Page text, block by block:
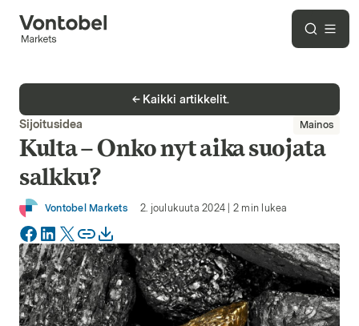
Kaikki artikkelit.
Sijoitusidea
Mainos
Kulta – Onko nyt aika suojata
salkku?
Vontobel Markets 2. joulukuuta 2024 2 min lukea